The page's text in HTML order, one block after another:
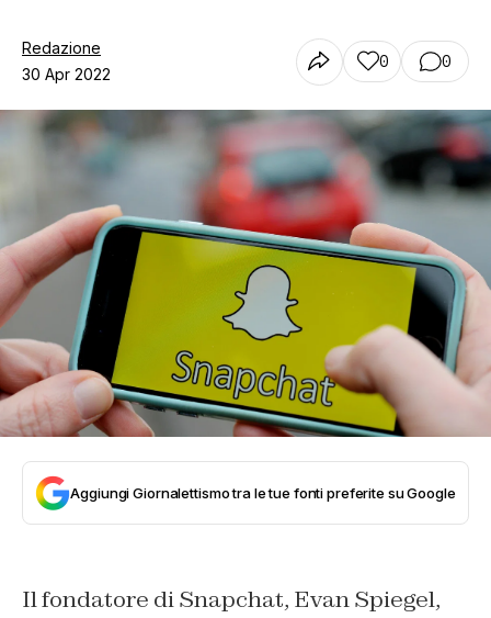
Redazione
30 Apr 2022
0 0
Aggiungi Giornalettismo tra le tue fonti preferite su Google
Il fondatore di Snapchat, Evan Spiegel,